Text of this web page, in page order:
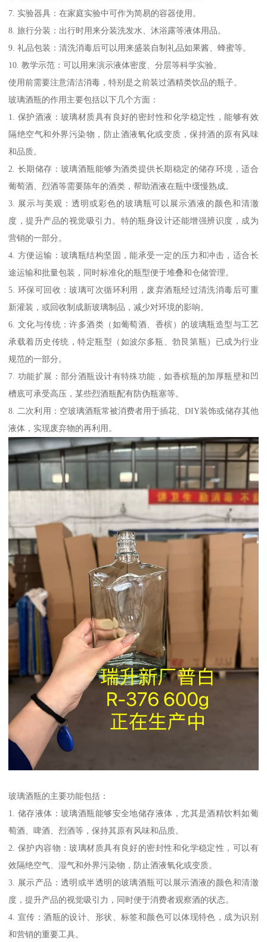
7. 实验器具：在家庭实验中可作为简易的容器使用。
8. 旅行分装：出行时用来分装洗发水、沐浴露等液体用品。
9. 礼品包装：清洗消毒后可以用来盛装自制礼品如果酱、蜂蜜等。
10. 教学示范：可以用来演示液体密度、分层等科学实验。
使用前需要注意清洁消毒，特别是之前装过酒精类饮品的瓶子。
玻璃酒瓶的作用主要包括以下几个方面：
1. 保护酒液：玻璃材质具有良好的密封性和化学稳定性，能够有效
隔绝空气和外界污染物，防止酒液氧化或变质，保持酒的原有风味
和品质。
2. 长期储存：玻璃酒瓶能够为酒类提供长期稳定的储存环境，适合
葡萄酒、烈酒等需要陈年的酒类，帮助酒液在瓶中缓慢熟成。
3. 展示与美观：透明或彩色的玻璃瓶可以展示酒液的颜色和清澈
度，提升产品的视觉吸引力。特的瓶身设计还能增强辨识度，成为
营销的一部分。
4. 方便运输：玻璃瓶结构坚固，能承受一定的压力和冲击，适合长
途运输和批量包装，同时标准化的瓶型便于堆叠和仓储管理。
5. 环保可回收：玻璃可次循环利用，废弃酒瓶经过清洗消毒后可重
新灌装，或回收制成新玻璃制品，减少对环境的影响。
6. 文化与传统：许多酒类（如葡萄酒、香槟）的玻璃瓶造型与工艺
承载着历史传统，特定瓶型（如波尔多瓶、勃艮第瓶）已成为行业
规范的一部分。
7. 功能扩展：部分酒瓶设计有特殊功能，如香槟瓶的加厚瓶壁和凹
槽底可承受高压，某些烈酒瓶配有防伪瓶塞等。
8. 二次利用：空玻璃酒瓶常被消费者用于插花、DIY装饰或储存其他
液体，实现废弃物的再利用。
玻璃酒瓶的主要功能包括：
1. 储存液体：玻璃酒瓶能够安全地储存液体，尤其是酒精饮料如葡
萄酒、啤酒、烈酒等，保持其原有风味和品质。
2. 保护内容物：玻璃材质具有良好的密封性和化学稳定性，可以有
效隔绝空气、湿气和外界污染物，防止酒液氧化或变质。
3. 展示产品：透明或半透明的玻璃酒瓶可以展示酒液的颜色和清澈
度，提升产品的视觉吸引力，同时便于消费者观察酒的状态。
4. 宣传：酒瓶的设计、形状、标签和颜色可以体现特色，成为识别
和营销的重要工具。